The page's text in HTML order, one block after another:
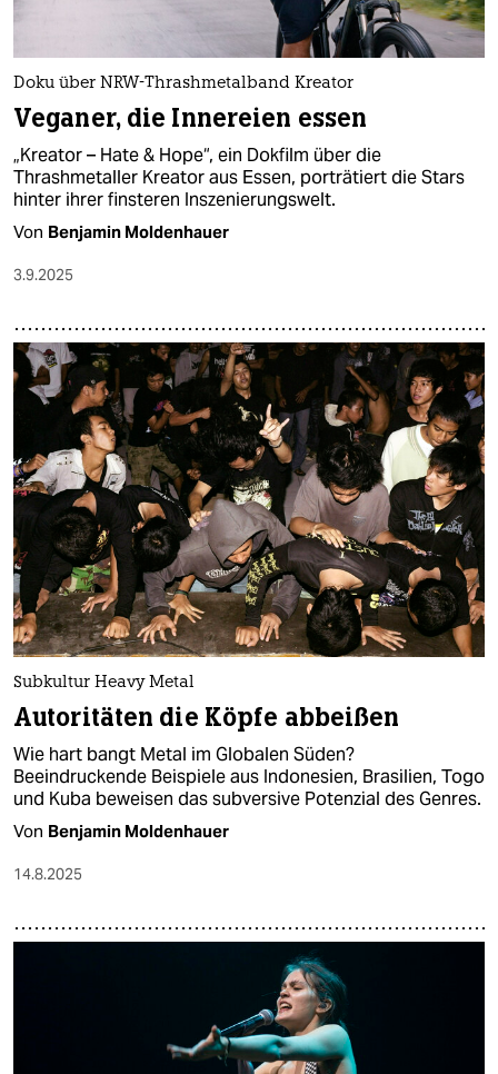
Doku über NRW-Thrashmetalband Kreator
Veganer, die Innereien essen
„Kreator – Hate & Hope“, ein Dokfilm über die
Thrashmetaller Kreator aus Essen, porträtiert die Stars
hinter ihrer finsteren Inszenierungswelt.
Von Benjamin Moldenhauer
3.9.2025
Subkultur Heavy Metal
Autoritäten die Köpfe abbeißen
Wie hart bangt Metal im Globalen Süden?
Beeindruckende Beispiele aus Indonesien, Brasilien, Togo
und Kuba beweisen das subversive Potenzial des Genres.
Von Benjamin Moldenhauer
14.8.2025